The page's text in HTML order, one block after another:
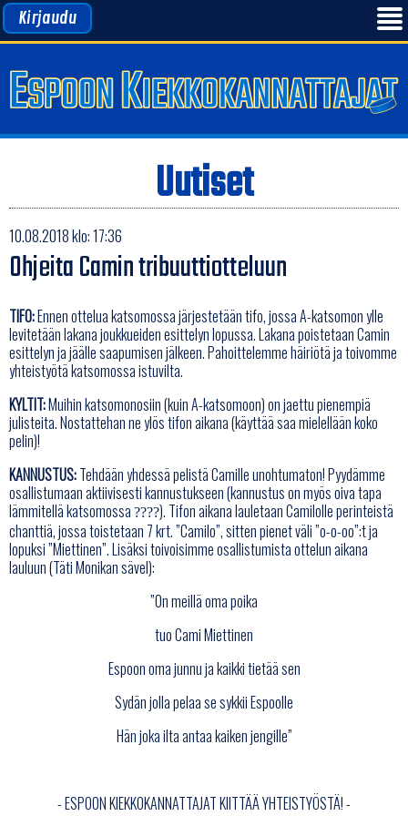
Kirjaudu
Uutiset
10.08.2018 klo: 17:36
Ohjeita Camin tribuuttiotteluun
TIFO:Ennen ottelua katsomossa järjestetään tifo, jossa A-katsomon ylle
levitetään lakana joukkueiden esittelyn lopussa. Lakana poistetaan Camin
esittelyn ja jäälle saapumisen jälkeen. Pahoittelemme häiriötä ja toivomme
yhteistyötä katsomossa istuvilta.
KYLTIT:Muihin katsomonosiin (kuin A-katsomoon) on jaettu pienempiä
julisteita. Nostattehan ne ylös tifon aikana (käyttää saa mielellään koko
pelin)!
KANNUSTUS:Tehdään yhdessä pelistä Camille unohtumaton! Pyydämme
osallistumaan aktiivisesti kannustukseen (kannustus on myös oiva tapa
lämmitellä katsomossa ????). Tifon aikana lauletaan Camilolle perinteistä
chanttiä, jossa toistetaan 7 krt. ”Camilo”, sitten pienet väli ”o-o-oo”:t ja
lopuksi ”Miettinen”. Lisäksi toivoisimme osallistumista ottelun aikana
lauluun (Täti Monikan sävel):
”On meillä oma poika
tuo Cami Miettinen
Espoon oma junnu ja kaikki tietää sen
Sydän jolla pelaa se sykkii Espoolle
Hän joka ilta antaa kaiken jengille”
- ESPOON KIEKKOKANNATTAJAT KIITTÄÄ YHTEISTYÖSTÄ! -